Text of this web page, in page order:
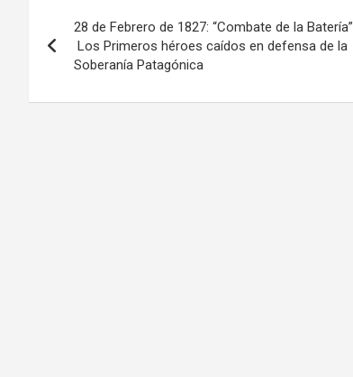
de
28 de Febrero de 1827: “Combate de la Batería”
Los Primeros héroes caídos en defensa de la
Soberanía Patagónica